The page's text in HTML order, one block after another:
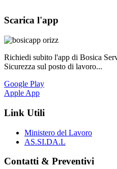
Scarica l'app
Richiedi subito l'app di Bosica
Sicurezza sul posto di lavoro...
Google Play
Apple App
Link Utili
Ministero del Lavoro
AS.SI.DA.L
Contatti & Preventivi